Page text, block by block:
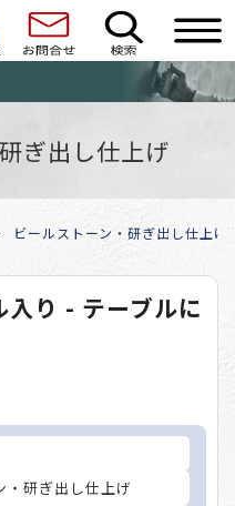
ぎ出し仕上げ
ビールストーン・研ぎ出し仕上げ
入り - テーブルに
・研ぎ出し仕上げ